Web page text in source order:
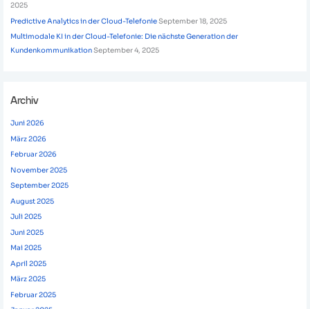
2025
Predictive Analytics in der Cloud-TelefonieSeptember 18, 2025
Multimodale KI in der Cloud-Telefonie: Die nächste Generation der
KundenkommunikationSeptember 4, 2025
Archiv
Juni 2026
März 2026
Februar 2026
November 2025
September 2025
August 2025
Juli 2025
Juni 2025
Mai 2025
April 2025
März 2025
Februar 2025